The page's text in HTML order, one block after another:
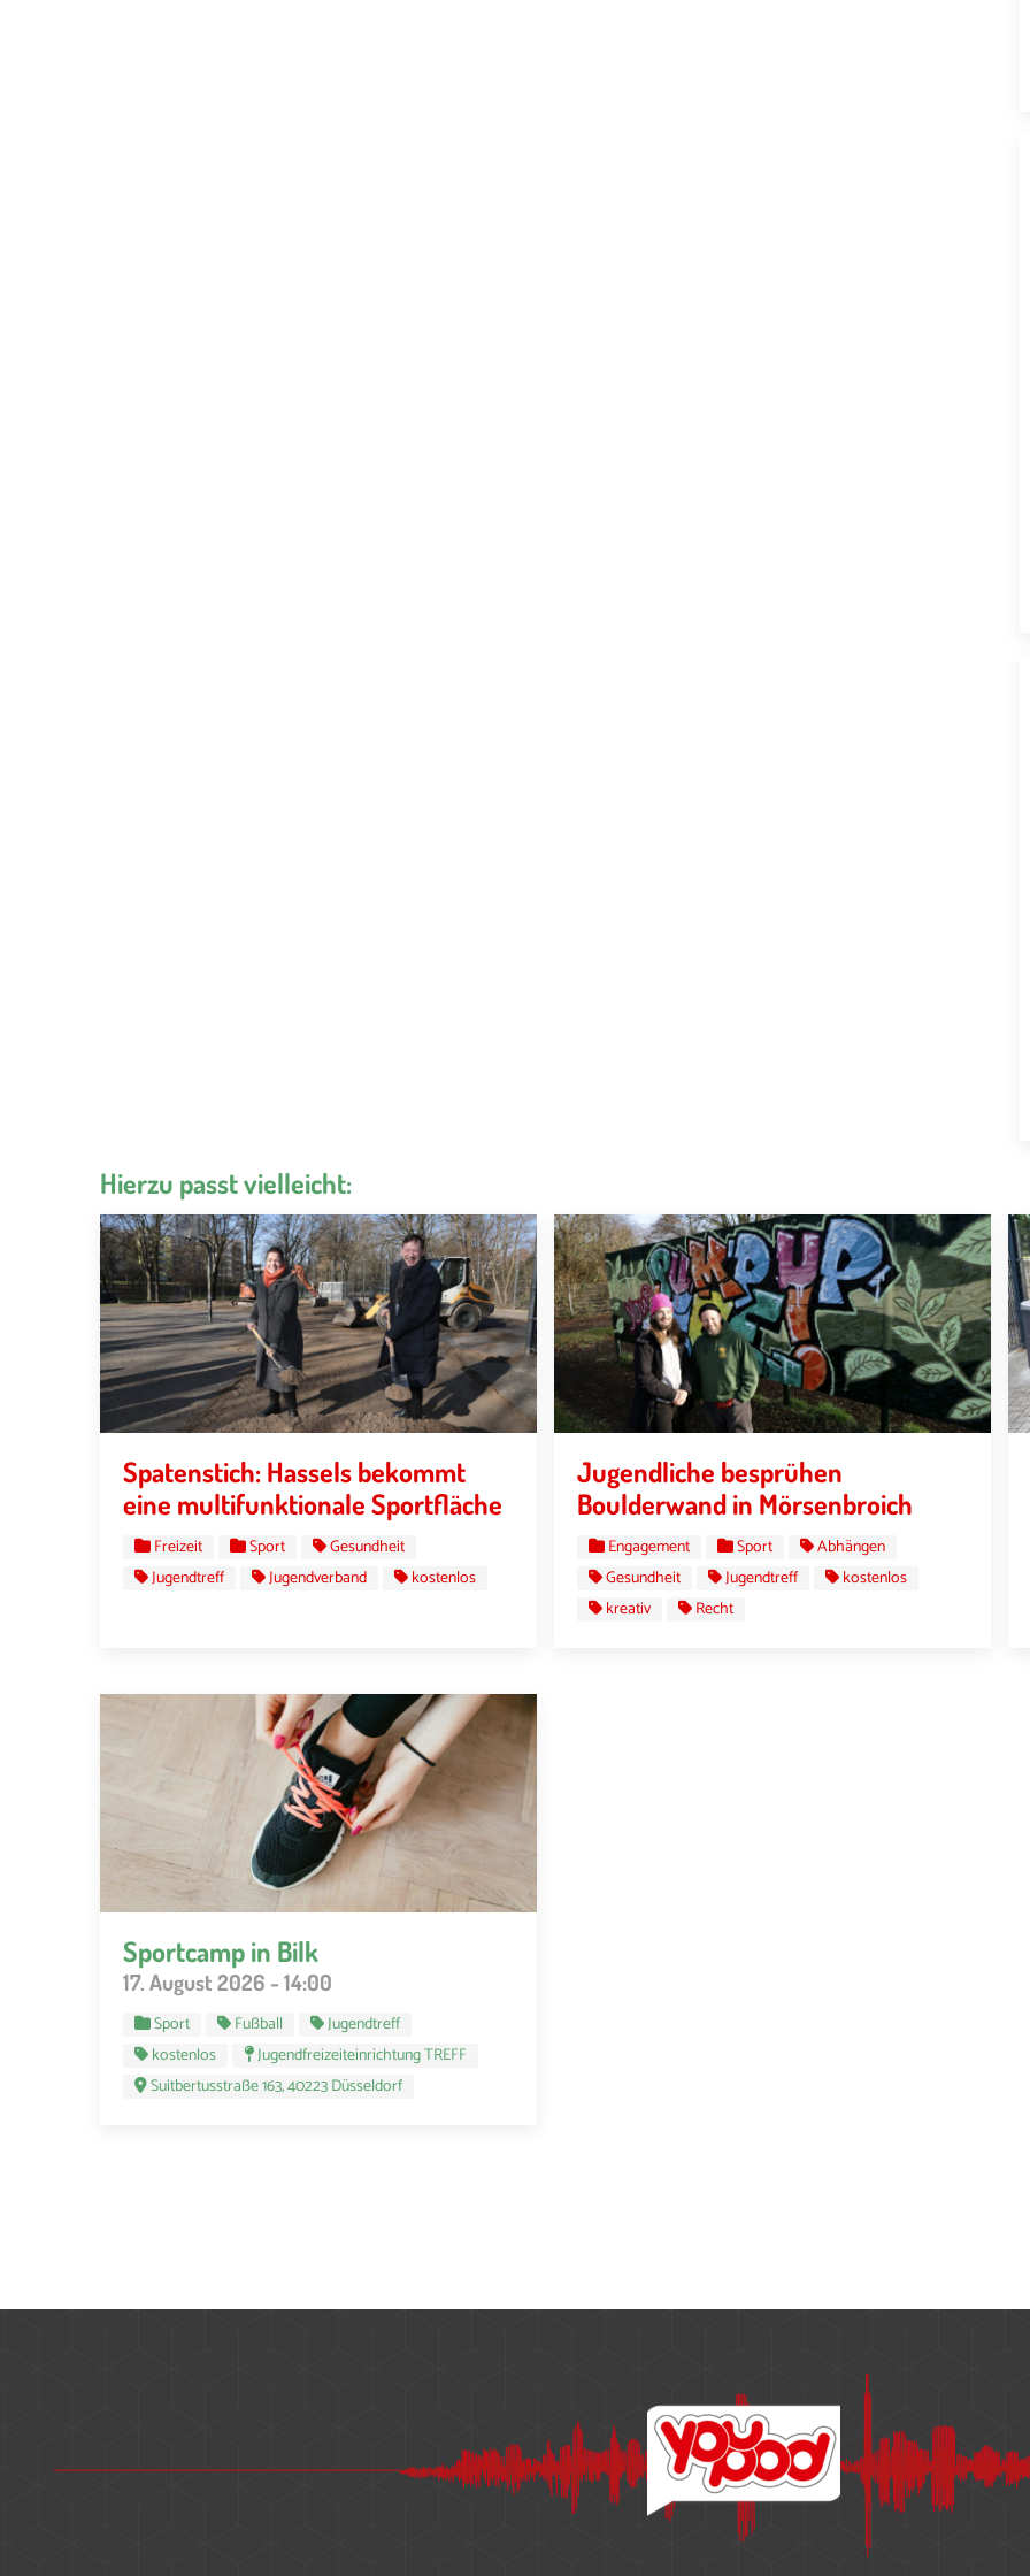
Hierzu passt vielleicht:
Spatenstich: Hassels bekommt
eine multifunktionale Sportfläche
Freizeit Sport
Gesundheit
Jugendtreff
Jugendverband kostenlos
Jugendliche besprühen
Boulderwand in Mörsenbroich
Engagement Sport
Abhängen
Gesundheit
Jugendtreff
kostenlos
kreativ
Recht
Sportcamp in Bilk
17. August 2026 - 14:00
Sport Fußball
Jugendtreff
kostenlos
Jugendfreizeiteinrichtung TREFF
Suitbertusstraße 163, 40223 Düsseldorf